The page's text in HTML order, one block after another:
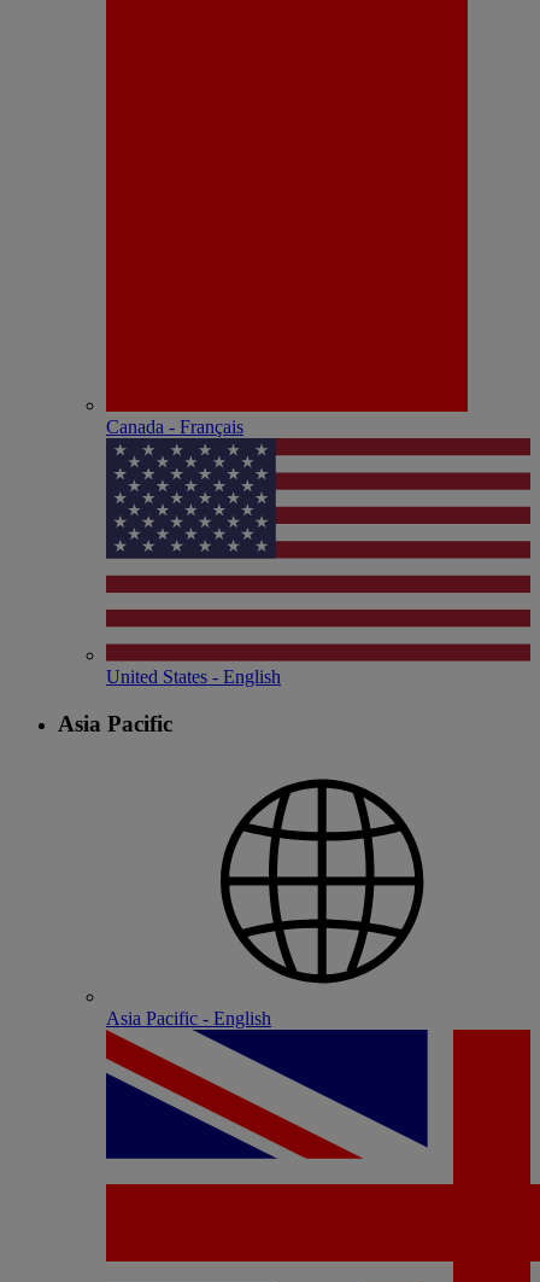
Canada - Français
United States - English
Asia Pacific
Asia Pacific - English